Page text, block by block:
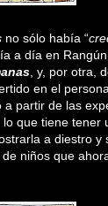
no sólo había “
a día en
, y, por otra,
en el
partir de las
que tiene tener
a diestro y
niños que